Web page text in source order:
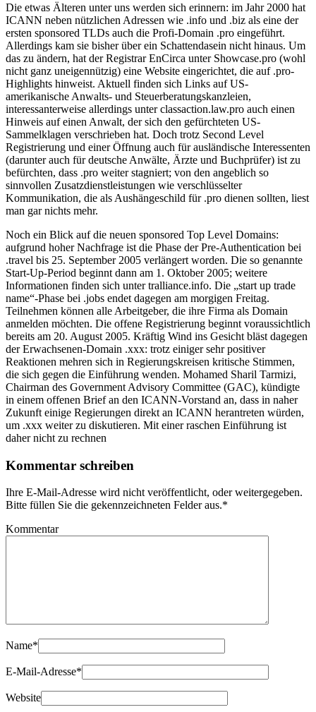
Die etwas Älteren unter uns werden sich erinnern: im Jahr 2000 hat
ICANN neben nützlichen Adressen wie .info und .biz als eine der
ersten sponsored TLDs auch die Profi-Domain .pro eingeführt.
Allerdings kam sie bisher über ein Schattendasein nicht hinaus. Um
das zu ändern, hat der Registrar EnCirca unter Showcase.pro (wohl
nicht ganz uneigennützig) eine Website eingerichtet, die auf .pro-
Highlights hinweist. Aktuell finden sich Links auf US-
amerikanische Anwalts- und Steuerberatungskanzleien,
interessanterweise allerdings unter classaction.law.pro auch einen
Hinweis auf einen Anwalt, der sich den gefürchteten US-
Sammelklagen verschrieben hat. Doch trotz Second Level
Registrierung und einer Öffnung auch für ausländische Interessenten
(darunter auch für deutsche Anwälte, Ärzte und Buchprüfer) ist zu
befürchten, dass .pro weiter stagniert; von den angeblich so
sinnvollen Zusatzdienstleistungen wie verschlüsselter
Kommunikation, die als Aushängeschild für .pro dienen sollten, liest
man gar nichts mehr.
Noch ein Blick auf die neuen sponsored Top Level Domains:
aufgrund hoher Nachfrage ist die Phase der Pre-Authentication bei
.travel bis 25. September 2005 verlängert worden. Die so genannte
Start-Up-Period beginnt dann am 1. Oktober 2005; weitere
Informationen finden sich unter tralliance.info. Die „start up trade
name“-Phase bei .jobs endet dagegen am morgigen Freitag.
Teilnehmen können alle Arbeitgeber, die ihre Firma als Domain
anmelden möchten. Die offene Registrierung beginnt voraussichtlich
bereits am 20. August 2005. Kräftig Wind ins Gesicht bläst dagegen
der Erwachsenen-Domain .xxx: trotz einiger sehr positiver
Reaktionen mehren sich in Regierungskreisen kritische Stimmen,
die sich gegen die Einführung wenden. Mohamed Sharil Tarmizi,
Chairman des Government Advisory Committee (GAC), kündigte
in einem offenen Brief an den ICANN-Vorstand an, dass in naher
Zukunft einige Regierungen direkt an ICANN herantreten würden,
um .xxx weiter zu diskutieren. Mit einer raschen Einführung ist
daher nicht zu rechnen
Kommentar schreiben
Ihre E-Mail-Adresse wird nicht veröffentlicht, oder weitergegeben.
Bitte füllen Sie die gekennzeichneten Felder aus.*
Kommentar
Name*
E-Mail-Adresse*
Website